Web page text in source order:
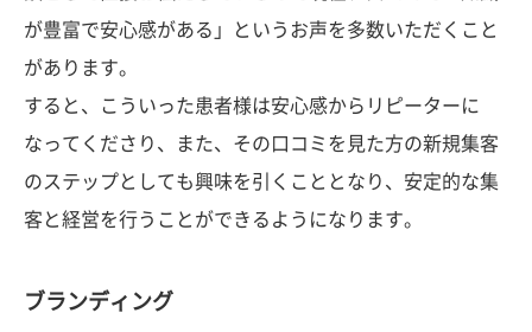
が豊富で安心感がある」というお声を多数いただくこと
があります。
すると、こういった患者様は安心感からリピーターに
なってくださり、また、その口コミを見た方の新規集客
のステップとしても興味を引くこととなり、安定的な集
客と経営を行うことができるようになります。
ブランディング